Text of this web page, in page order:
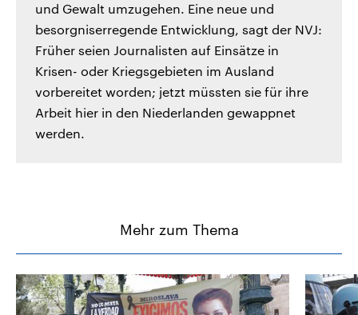
und Gewalt umzugehen. Eine neue und
besorgniserregende Entwicklung, sagt der NVJ:
Früher seien Journalisten auf Einsätze in
Krisen- oder Kriegsgebieten im Ausland
vorbereitet worden; jetzt müssten sie für ihre
Arbeit hier in den Niederlanden gewappnet
werden.
Mehr zum Thema